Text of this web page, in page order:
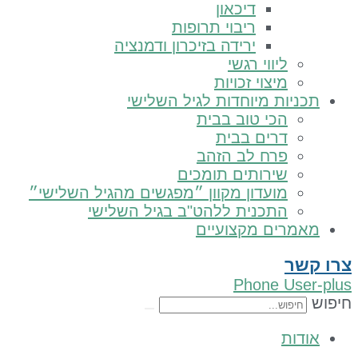
ריבוי תרופות
ירידה בזיכרון ודמנציה
ליווי רגשי
מיצוי זכויות
מיוחדות לגיל השלישי
הכי טוב בבית
דרים בבית
פרח לב הזהב
שירותים תומכים
מועדון מקוון ״מפגשים מהגיל השלישי״
התכנית ללהט"ב בגיל השלישי
מקצועיים
Phone